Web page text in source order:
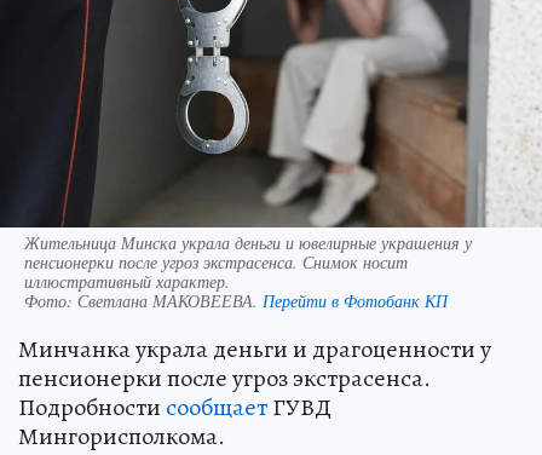
Жительница Минска украла деньги и ювелирные украшения у
пенсионерки после угроз экстрасенса. Снимок носит
иллюстративный характер.
Фото: Светлана МАКОВЕЕВА. Перейти в Фотобанк КП
Минчанка украла деньги и драгоценности у
пенсионерки после угроз экстрасенса.
Подробности сообщаетГУВД
Мингорисполкома.